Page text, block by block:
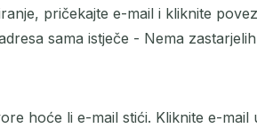
pričekajte e-mail i kliknite
sama istječe - Nema
hoće li e-mail stići. Kliknite e-